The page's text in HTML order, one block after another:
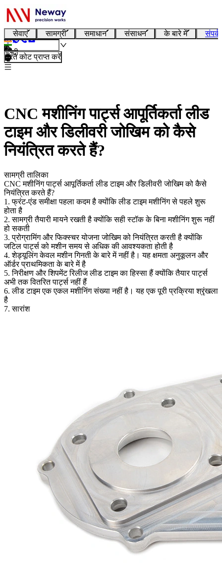
सेवाएं सामग्री समाधान संसाधन के बारे में
हिन्दी
तुरंत कोट प्राप्त करें
CNC मशीनिंग पार्ट्स आपूर्तिकर्ता लीड
टाइम और डिलीवरी जोखिम को कैसे
नियंत्रित करते हैं?
सामग्री तालिका
CNC मशीनिंग पार्ट्स आपूर्तिकर्ता लीड टाइम और डिलीवरी जोखिम को कैसे
नियंत्रित करते हैं?
1. फ्रंट-एंड समीक्षा पहला कदम है क्योंकि लीड टाइम मशीनिंग से पहले शुरू
होता है
2. सामग्री तैयारी मायने रखती है क्योंकि सही स्टॉक के बिना मशीनिंग शुरू नहीं
हो सकती
3. प्रोग्रामिंग और फिक्स्चर योजना जोखिम को नियंत्रित करती है क्योंकि
जटिल पार्ट्स को मशीन समय से अधिक की आवश्यकता होती है
4. शेड्यूलिंग केवल मशीन गिनती के बारे में नहीं है। यह क्षमता अनुकूलन और
ऑर्डर प्राथमिकता के बारे में है
5. निरीक्षण और शिपमेंट रिलीज लीड टाइम का हिस्सा हैं क्योंकि तैयार पार्ट्स
अभी तक वितरित पार्ट्स नहीं हैं
6. लीड टाइम एक एकल मशीनिंग संख्या नहीं है। यह एक पूरी प्रक्रिया श्रृंखला
है
7. सारांश